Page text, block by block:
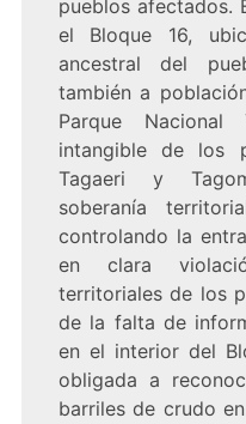
pueblos afectados.
el Bloque 16,
ancestral del
también a
Parque
intangible de los
Tagaeri y
soberanía
controlando la
en clara
territoriales de los
de la falta de
en el interior del
obligada a
barriles de crudo